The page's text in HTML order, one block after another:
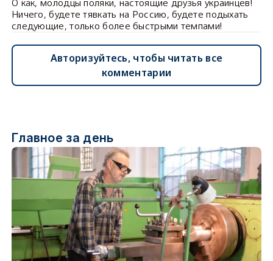
О как, молодцы поляки, настоящие друзья украинцев!
Ничего, будете тявкать на Россию, будете подыхать
следующие, только более быстрыми темпами!
Авторизуйтесь, чтобы читать все
комментарии
Главное за день